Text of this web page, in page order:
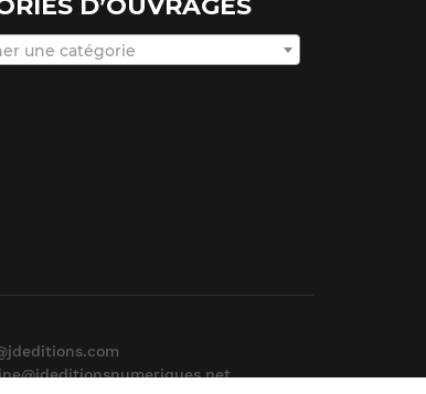
une catégorie